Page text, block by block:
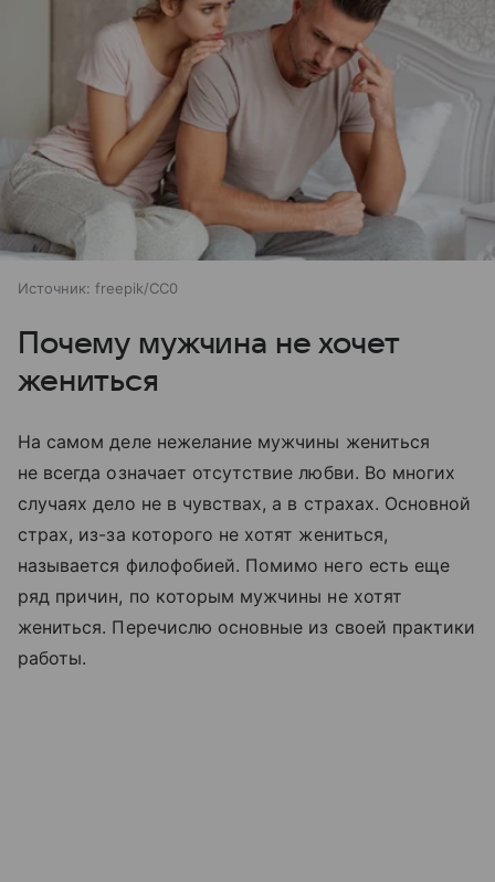
Источник: freepik/CC0
Почему мужчина не хочет
жениться
На самом деле нежелание мужчины жениться
не всегда означает отсутствие любви. Во многих
случаях дело не в чувствах, а в страхах. Основной
страх, из-за которого не хотят жениться,
называется филофобией. Помимо него есть еще
ряд причин, по которым мужчины не хотят
жениться. Перечислю основные из своей практики
работы.